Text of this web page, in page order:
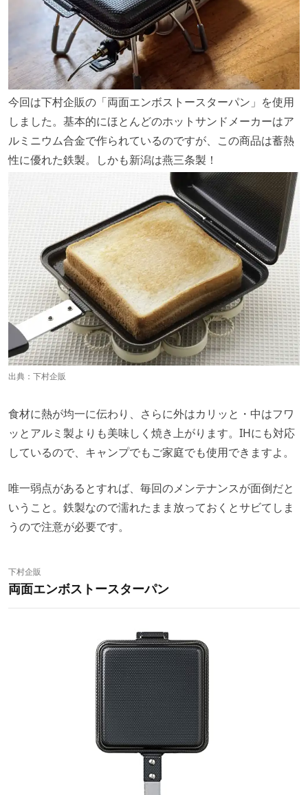
今回は下村企販の「両面エンボストースターパン」を使用
しました。基本的にほとんどのホットサンドメーカーはア
ルミニウム合金で作られているのですが、この商品は蓄熱
性に優れた鉄製。しかも新潟は燕三条製！
出典： 下村企販
食材に熱が均一に伝わり、さらに外はカリッと・中はフワ
ッとアルミ製よりも美味しく焼き上がります。IHにも対応
しているので、キャンプでもご家庭でも使用できますよ。
唯一弱点があるとすれば、毎回のメンテナンスが面倒だと
いうこと。鉄製なので濡れたまま放っておくとサビてしま
うので注意が必要です。
下村企販
両面エンボストースターパン